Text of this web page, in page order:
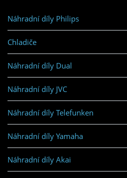
Náhradní díly Philips
Chladiče
Náhradní díly Dual
Náhradní díly JVC
Náhradní díly Telefunken
Náhradní díly Yamaha
Náhradní díly Akai